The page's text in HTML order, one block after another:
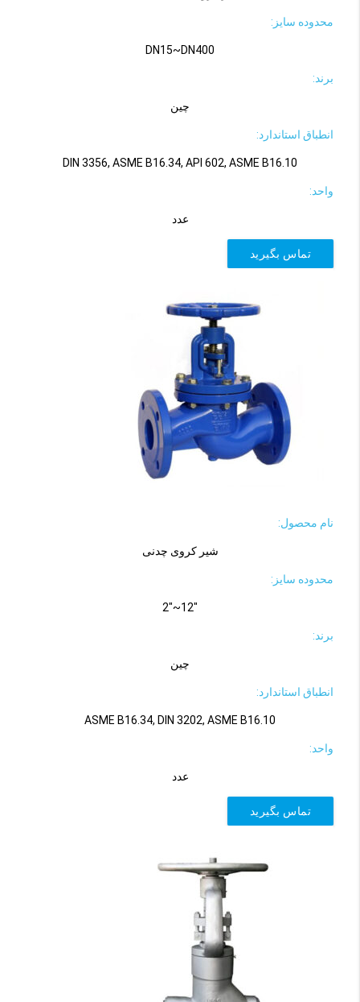
محدوده سایز:
DN15~DN400
برند:
چین
انطباق استاندارد:
DIN 3356, ASME B16.34, API 602, ASME B16.10
واحد:
عدد
تماس بگیرید
نام محصول:
شیر کروی چدنی
محدوده سایز:
"12~"2
برند:
چین
انطباق استاندارد:
ASME B16.34, DIN 3202, ASME B16.10
واحد:
عدد
تماس بگیرید